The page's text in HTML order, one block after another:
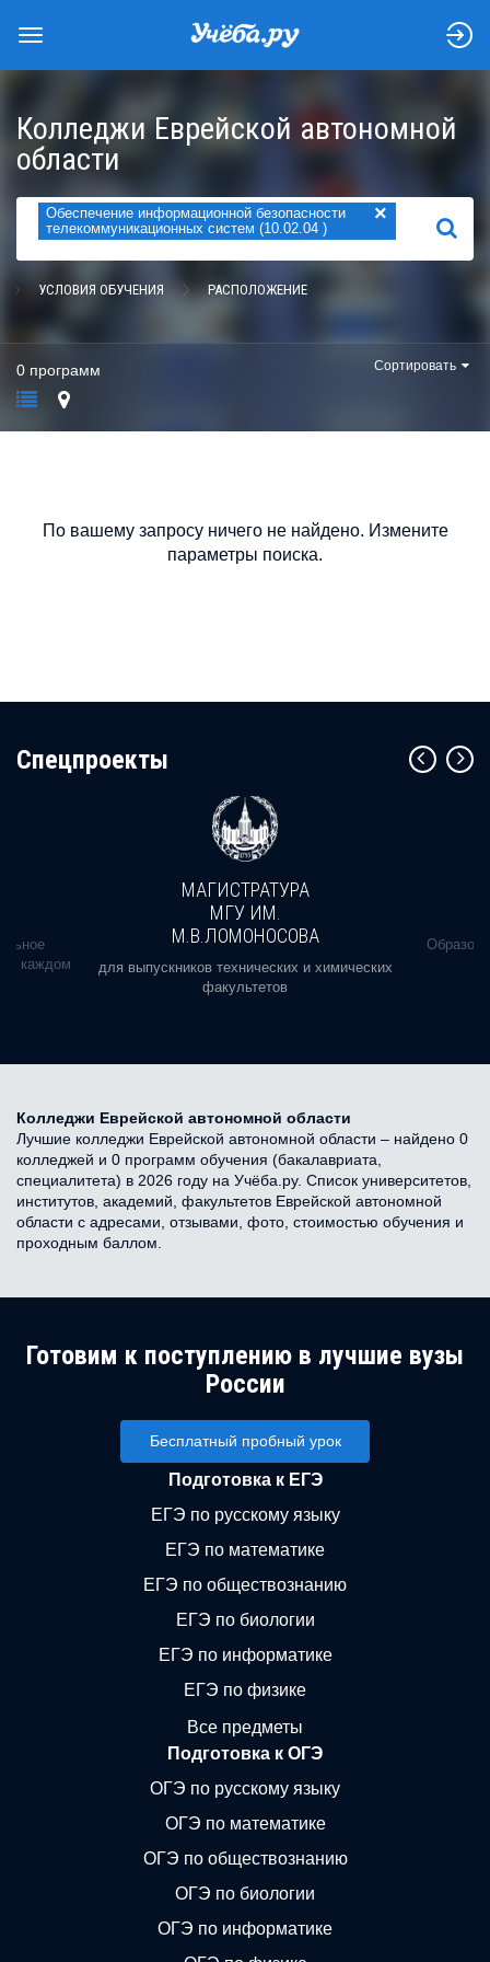
Колледжи Еврейской автономной
области
Обеспечение информационной безопасности
телекоммуникационных систем (10.02.04 )
×
НАЙТИ
УСЛОВИЯ ОБУЧЕНИЯ РАСПОЛОЖЕНИЕ
0 программ Сортировать
По вашему запросу ничего не найдено. Измените
параметры поиска.
Cпецпроекты
в каждом
МАГИСТРАТУРА
МГУ ИМ.
М.В.ЛОМОНОСОВА
для выпускников технических и химических
факультетов
Колледжи Еврейской автономной области
Лучшие колледжи Еврейской автономной области – найдено 0
колледжей и 0 программ обучения (бакалавриата,
специалитета) в 2026 году на Учёба.ру. Список университетов,
институтов, академий, факультетов Еврейской автономной
области с адресами, отзывами, фото, стоимостью обучения и
проходным баллом.
Готовим к поступлению в лучшие вузы
России
Бесплатный пробный урок
Подготовка к ЕГЭ
ЕГЭ по русскому языку
ЕГЭ по математике
ЕГЭ по обществознанию
ЕГЭ по биологии
ЕГЭ по информатике
ЕГЭ по физике
Все предметы
Подготовка к ОГЭ
ОГЭ по русскому языку
ОГЭ по математике
ОГЭ по обществознанию
ОГЭ по биологии
ОГЭ по информатике